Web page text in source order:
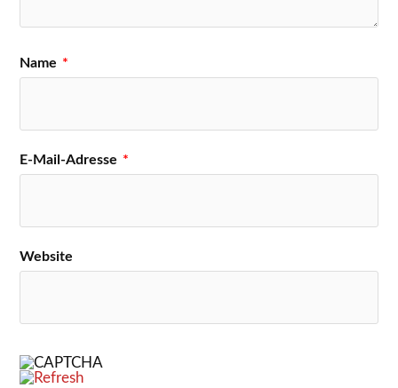
Name *
E-Mail-Adresse *
Website